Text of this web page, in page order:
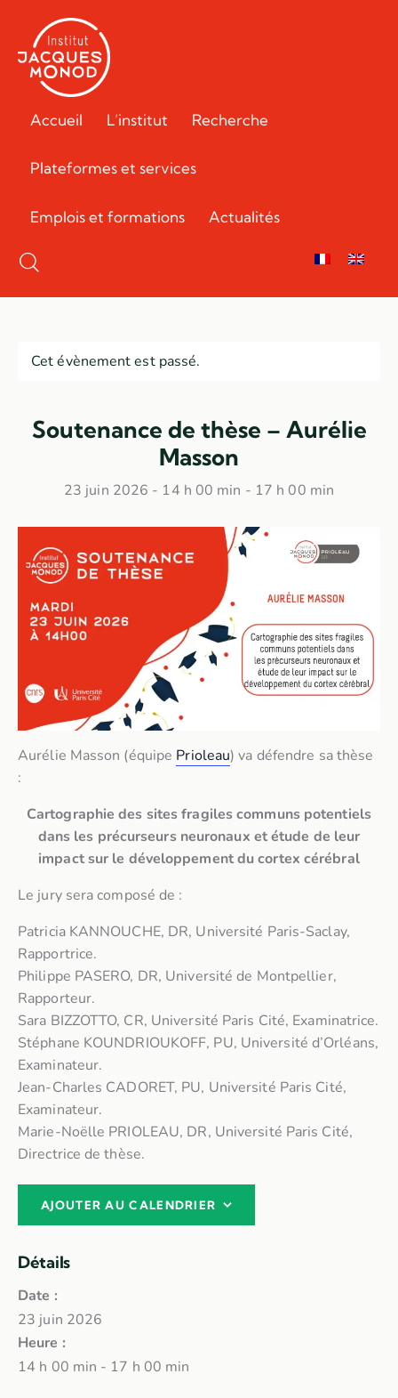
Accueil L’institut Recherche
Plateformes et services
Emplois et formations Actualités
Cet évènement est passé.
Soutenance de thèse – Aurélie
Masson
23 juin 2026 - 14 h 00 min - 17 h 00 min
Aurélie Masson (équipe Prioleau) va défendre sa thèse
:
Cartographie des sites fragiles communs potentiels
dans les précurseurs neuronaux et étude de leur
impact sur le développement du cortex cérébral
Le jury sera composé de :
Patricia KANNOUCHE, DR, Université Paris-Saclay,
Rapportrice.
Philippe PASERO, DR, Université de Montpellier,
Rapporteur.
Sara BIZZOTTO, CR, Université Paris Cité, Examinatrice.
Stéphane KOUNDRIOUKOFF, PU, Université d’Orléans,
Examinateur.
Jean-Charles CADORET, PU, Université Paris Cité,
Examinateur.
Marie-Noëlle PRIOLEAU, DR, Université Paris Cité,
Directrice de thèse.
AJOUTER AU CALENDRIER
Détails
Date :
23 juin 2026
Heure :
14 h 00 min - 17 h 00 min